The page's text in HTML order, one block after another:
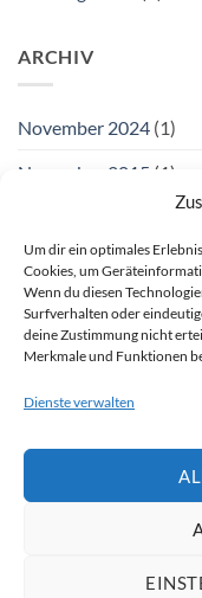
Um dir ein optimales
Cookies, um
Wenn du diesen
Surfverhalten oder
deine Zustimmung nicht
Merkmale und Funktionen
Dienste verwalten
ARCHIV
November 2024 (1)
November 2015 (1)
Januar 2014
(1)
Dezember 2013(2)
August 2013(2)
VERSAND-